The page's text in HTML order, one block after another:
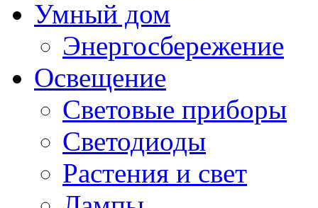
Умный дом
Энергосбережение
Освещение
Световые приборы
Светодиоды
Растения и свет